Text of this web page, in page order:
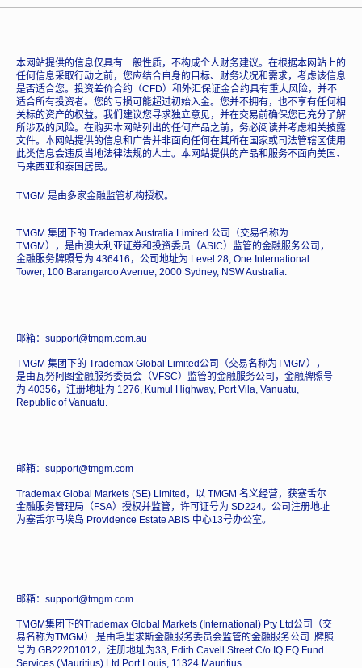
本网站提供的信息仅具有一般性质，不构成个人财务建议。在根据本网站上的
任何信息采取行动之前，您应结合自身的目标、财务状况和需求，考虑该信息
是否适合您。投资差价合约（CFD）和外汇保证金合约具有重大风险，并不
适合所有投资者。您的亏损可能超过初始入金。您并不拥有，也不享有任何相
关标的资产的权益。我们建议您寻求独立意见，并在交易前确保您已充分了解
所涉及的风险。在购买本网站列出的任何产品之前，务必阅读并考虑相关披露
文件。本网站提供的信息和广告并非面向任何在其所在国家或司法管辖区使用
此类信息会违反当地法律法规的人士。本网站提供的产品和服务不面向美国、
马来西亚和泰国居民。
TMGM 是由多家金融监管机构授权。
TMGM 集团下的 Trademax Australia Limited 公司（交易名称为
TMGM），是由澳大利亚证券和投资委员（ASIC）监管的金融服务公司，
金融服务牌照号为 436416，公司地址为 Level 28, One International
Tower, 100 Barangaroo Avenue, 2000 Sydney, NSW Australia.
邮箱：support@tmgm.com.au
TMGM 集团下的 Trademax Global Limited公司（交易名称为TMGM），
是由瓦努阿图金融服务委员会（VFSC）监管的金融服务公司，金融牌照号
为 40356，注册地址为 1276, Kumul Highway, Port Vila, Vanuatu,
Republic of Vanuatu.
邮箱：support@tmgm.com
Trademax Global Markets (SE) Limited，以 TMGM 名义经营，获塞舌尔
金融服务管理局（FSA）授权并监管，许可证号为 SD224。公司注册地址
为塞舌尔马埃岛 Providence Estate ABIS 中心13号办公室。
邮箱：support@tmgm.com
TMGM集团下的Trademax Global Markets (International) Pty Ltd公司（交
易名称为TMGM）,是由毛里求斯金融服务委员会监管的金融服务公司. 牌照
号为 GB22201012，注册地址为33, Edith Cavell Street C/o IQ EQ Fund
Services (Mauritius) Ltd Port Louis, 11324 Mauritius.